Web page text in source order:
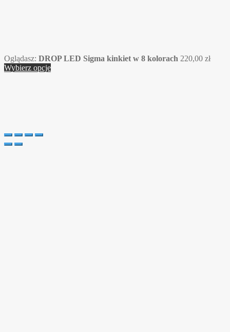
Oglądasz: DROP LED Sigma kinkiet w 8 kolorach 220,00 zł
Wybierz opcje